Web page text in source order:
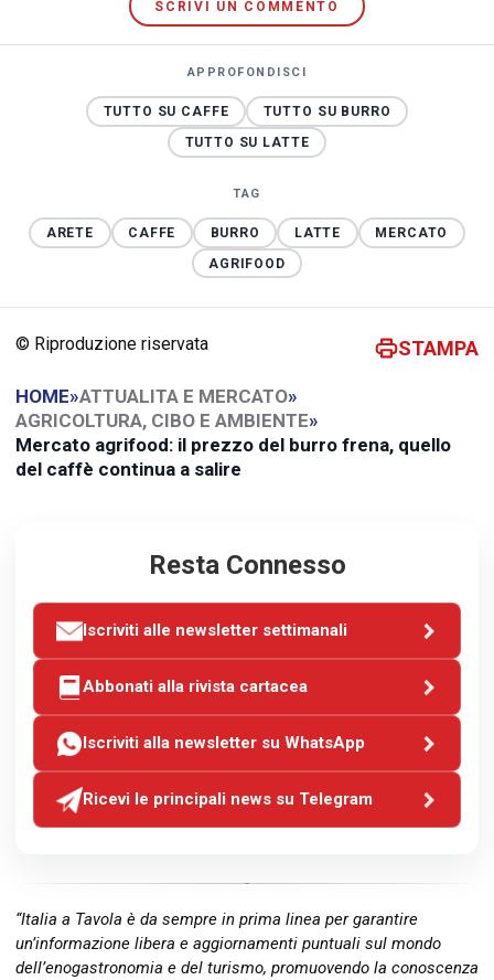
SCRIVI UN COMMENTO
APPROFONDISCI
TUTTO SU CAFFE
TUTTO SU BURRO
TUTTO SU LATTE
TAG
ARETE CAFFE BURRO LATTE
MERCATO
AGRIFOOD
© Riproduzione riservata STAMPA
HOME»ATTUALITA E MERCATO»
AGRICOLTURA, CIBO E AMBIENTE»
Mercato agrifood: il prezzo del burro frena, quello
del caffè continua a salire
Resta Connesso
Iscriviti alle newsletter settimanali
Abbonati alla rivista cartacea
Iscriviti alla newsletter su WhatsApp
Ricevi le principali news su Telegram
“Italia a Tavola è da sempre in prima linea per garantire
un’informazione libera e aggiornamenti puntuali sul mondo
dell’enogastronomia e del turismo, promuovendo la conoscenza